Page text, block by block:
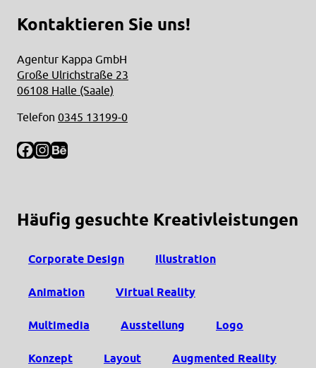
Kontaktieren Sie uns!
Agentur Kappa GmbH
Große Ulrichstraße 23
06108 Halle (Saale)
Telefon 0345 13199-0
Facebook
Instagram
Behance
Häufig gesuchte Kreativleistungen
Corporate Design Illustration
Animation Virtual Reality
Multimedia Ausstellung Logo
Konzept Layout Augmented Reality